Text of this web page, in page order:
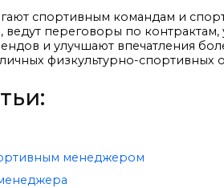
спортивным командам и
переговоры по
и улучшают впечатления
физкультурно-спортивных
менеджером